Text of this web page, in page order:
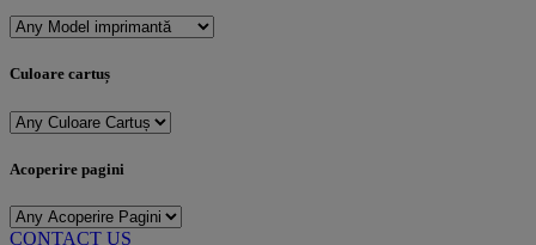
Culoare cartuș
Acoperire pagini
CONTACT US